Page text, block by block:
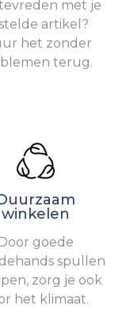
met je
artikel?
het zonder
terug.
winkelen
Door goede
spullen
zorg je ook
het klimaat.